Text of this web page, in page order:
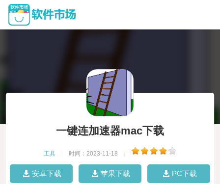
一键连加速器mac下载
工具 时间：2023-11-18
安卓下载 苹果下载 PC下载